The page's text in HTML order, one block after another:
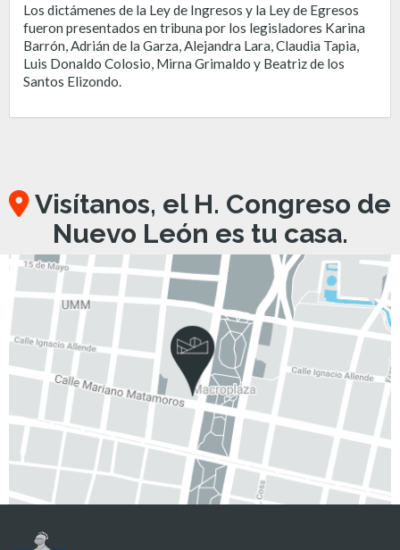
Los dictámenes de la Ley de Ingresos y la Ley de Egresos
fueron presentados en tribuna por los legisladores Karina
Barrón, Adrián de la Garza, Alejandra Lara, Claudia Tapia,
Luis Donaldo Colosio, Mirna Grimaldo y Beatriz de los
Santos Elizondo.
Visítanos, el H. Congreso de
Nuevo León es tu casa.